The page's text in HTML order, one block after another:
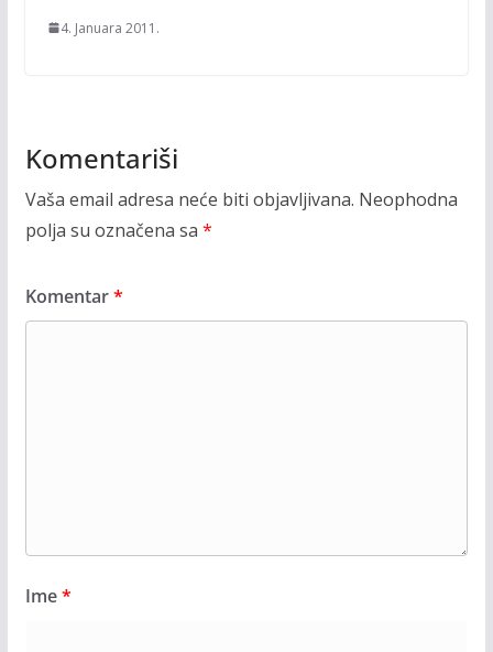
4. Januara 2011.
Komentariši
Vaša email adresa neće biti objavljivana. Neophodna
polja su označena sa *
Komentar*
Ime*